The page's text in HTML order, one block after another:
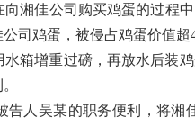
向湘佳公司购买鸡蛋的过
司鸡蛋，被侵占鸡蛋价值
箱增重过磅，再放水后装
告人吴某的职务便利，将